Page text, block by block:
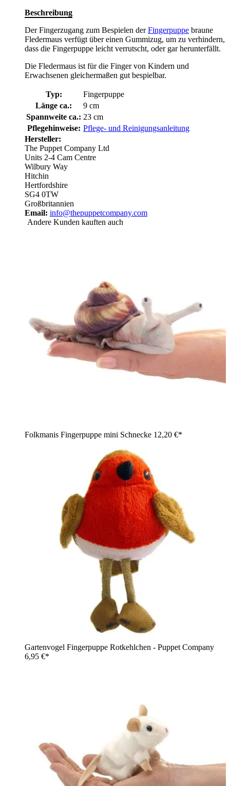
Beschreibung
Der Fingerzugang zum Bespielen derFingerpuppe braune
Fledermaus verfügt über einen Gummizug, um zu verhindern,
dass die Fingerpuppe leicht verrutscht, oder gar herunterfällt.
Die Fledermaus ist für die Finger von Kindern und
Erwachsenen gleichermaßen gut bespielbar.
Typ:
Fingerpuppe
Länge ca.:
9 cm
Spannweite ca.: 23 cm
Pflegehinweise: Pflege- und Reinigungsanleitung
Hersteller:
The Puppet Company Ltd
Units 2-4 Cam Centre
Wilbury Way
Hitchin
Hertfordshire
SG4 0TW
Großbritannien
Email: info@thepuppetcompany.com
Andere Kunden kauften auch
Folkmanis Fingerpuppe mini Schnecke 12,20 €*
Gartenvogel Fingerpuppe Rotkehlchen - Puppet Company
6,95 €*